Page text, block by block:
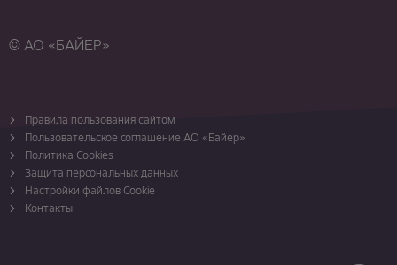
© АО «БАЙЕР»
Правила пользования сайтом
Пользовательское соглашение АО «Байер»
Политика Cookies
Защита персональных данных
Настройки файлов Cookie
Контакты